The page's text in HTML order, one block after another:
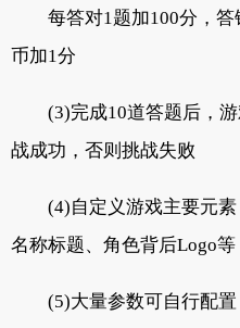
每答对1题加100分，
币加1分
(3)完成10道答题后，
战成功，否则挑战失败
(4)自定义游戏主要元
名称标题、角色背后Logo等
(5)大量参数可自行配置